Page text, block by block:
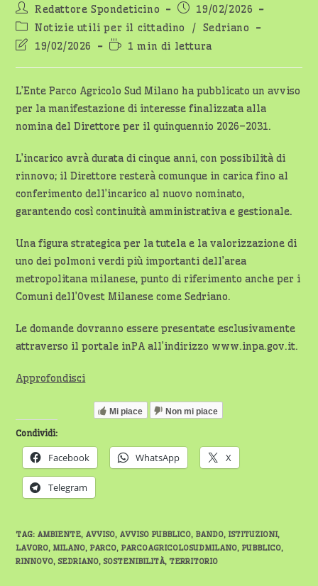
Autore
dell'articolo:
Redattore Spondeticino
Articolo
pubblicato:
19/02/2026
Categoria
dell'articolo:
Notizie utili per il cittadino / Sedriano
Ultima
dell'articolo:
19/02/2026
Tempo
lettura:
1 min di lettura
L’Ente Parco Agricolo Sud Milano ha pubblicato un avviso
per la manifestazione di interesse finalizzata alla
nomina del Direttore per il quinquennio 2026–2031.
L’incarico avrà durata di cinque anni, con possibilità di
rinnovo; il Direttore resterà comunque in carica fino al
conferimento dell’incarico al nuovo nominato,
garantendo così continuità amministrativa e gestionale.
Una figura strategica per la tutela e la valorizzazione di
uno dei polmoni verdi più importanti dell’area
metropolitana milanese, punto di riferimento anche per i
Comuni dell’Ovest Milanese come Sedriano.
Le domande dovranno essere presentate esclusivamente
attraverso il portale inPA all’indirizzo www.inpa.gov.it.
Approfondisci
Mi piace Non mi piace
Condividi:
Facebook WhatsApp X
Telegram
TAG: AMBIENTE, AVVISO, AVVISO PUBBLICO, BANDO, ISTITUZIONI,
LAVORO, MILANO, PARCO, PARCOAGRICOLOSUDMILANO, PUBBLICO,
RINNOVO, SEDRIANO, SOSTENIBILITÀ, TERRITORIO